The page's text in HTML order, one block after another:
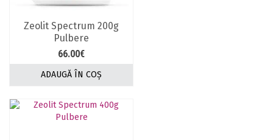
Zeolit Spectrum 200g
Pulbere
66.00€
ADAUGĂ ÎN COȘ